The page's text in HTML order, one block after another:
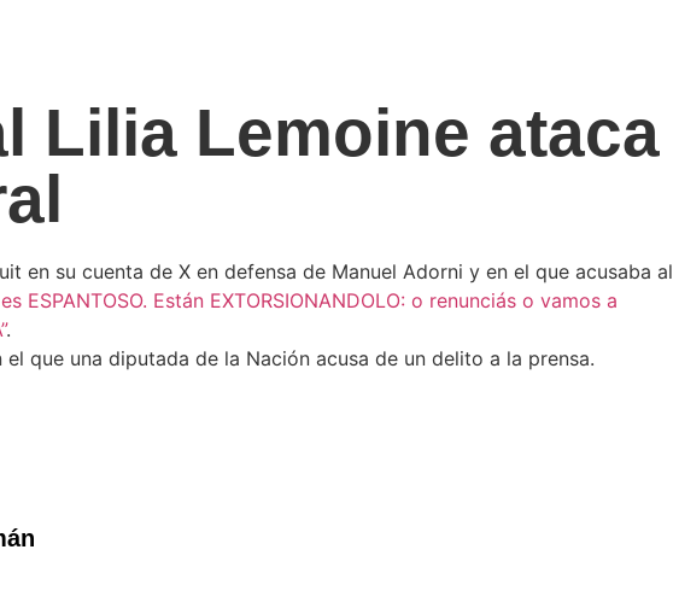
Lilia Lemoine ataca
en su cuenta de X en defensa de Manuel Adorni y en el que acusaba al
ESPANTOSO. Están EXTORSIONANDOLO: o renunciás o vamos a
.
que una diputada de la Nación acusa de un delito a la prensa.